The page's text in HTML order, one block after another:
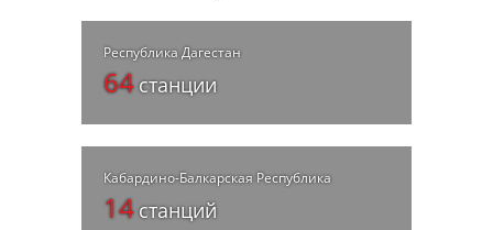
Республика Дагестан
64станции
Кабардино-Балкарская Республика
14станций